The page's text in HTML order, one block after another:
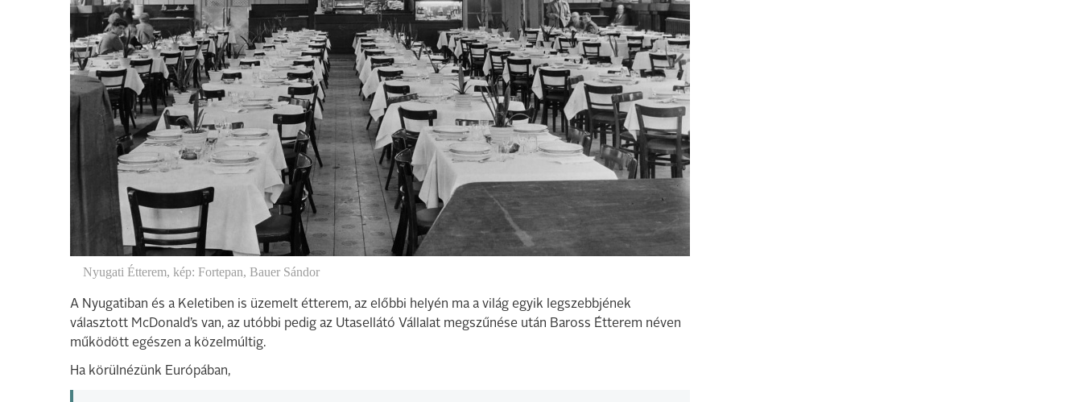
Nyugati Étterem, kép: Fortepan, Bauer Sándor
A Nyugatiban és a Keletiben is üzemelt étterem, az előbbi helyén ma a világ egyik legszebbjének
választott McDonald’s van, az utóbbi pedig az Utasellátó Vállalat megszűnése után Baross Étterem néven
működött egészen a közelmúltig.
Ha körülnézünk Európában,